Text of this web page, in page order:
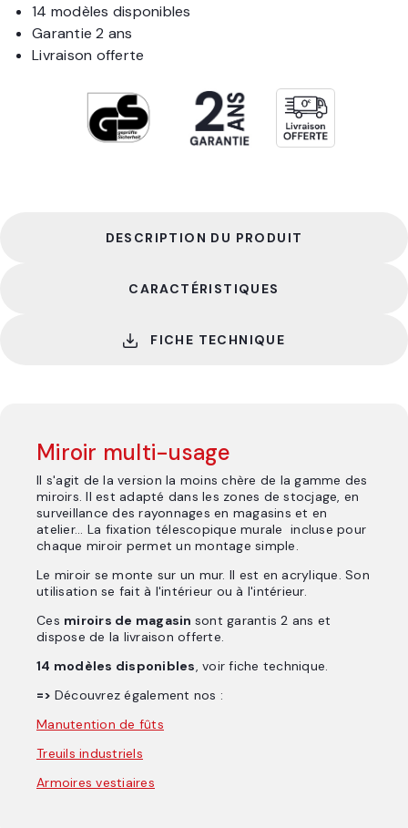
14 modèles disponibles
Garantie 2 ans
Livraison offerte
DESCRIPTION DU PRODUIT
CARACTÉRISTIQUES
FICHE TECHNIQUE
Miroir multi-usage
Il s'agit de la version la moins chère de la gamme des
miroirs. Il est adapté dans les zones de stocjage, en
surveillance des rayonnages en magasins et en
atelier... La fixation télescopique murale incluse pour
chaque miroir permet un montage simple.
Le miroir se monte sur un mur. Il est en acrylique. Son
utilisation se fait à l'intérieur ou à l'intérieur.
Ces miroirs de magasin sont garantis 2 ans et
dispose de la livraison offerte.
14 modèles disponibles , voir fiche technique.
=> Découvrez également nos :
Manutention de fûts
Treuils industriels
Armoires vestiaires